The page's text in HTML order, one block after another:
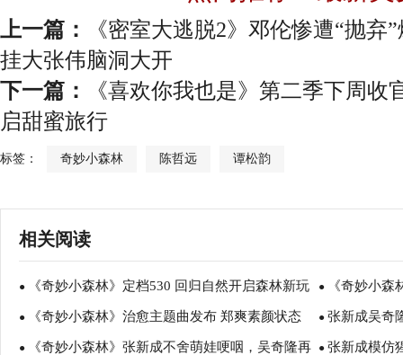
上一篇：
《密室大逃脱2》邓伦惨遭“抛弃
挂大张伟脑洞大开
下一篇：
《喜欢你我也是》第二季下周收
启甜蜜旅行
标签： 奇妙小森林 陈哲远 谭松韵
相关阅读
● 《奇妙小森林》定档530 回归自然开启森林新玩
法
● 《奇妙小
● 《奇妙小森林》治愈主题曲发布 郑爽素颜状态
好
● 张新成吴奇
容可爱
● 《奇妙小森林》张新成不舍萌娃哽咽，吴奇隆再 ● 张新成模仿